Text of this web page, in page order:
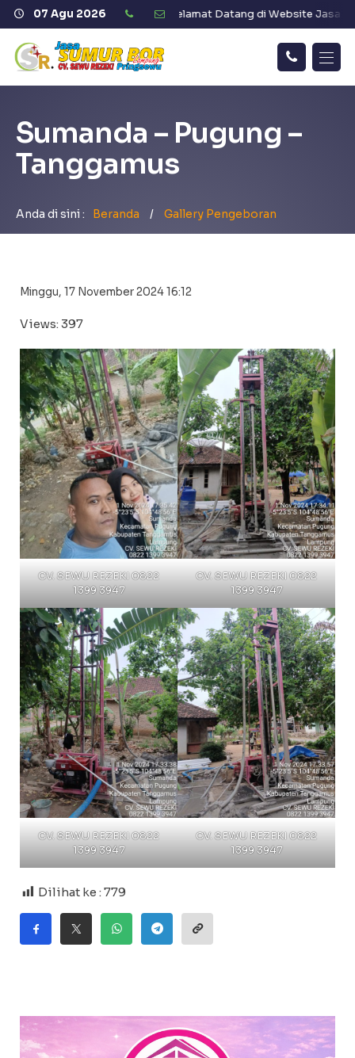
07 Agu 2026
REZEKI" Selamat Datang di Website Jasa Sumur Bor
Telah Dikerjakan
Galeri Pengeboran
Armada
Profil
Call
Sumanda – Pugung –
Tanggamus
Anda di sini : Beranda / Gallery Pengeboran
Minggu, 17 November 2024 16:12
Views: 397
CV. SEWU REZEKI 0822
1399 3947
CV. SEWU REZEKI 0822
1399 3947
CV. SEWU REZEKI 0822
1399 3947
CV. SEWU REZEKI 0822
1399 3947
Dilihat ke :779